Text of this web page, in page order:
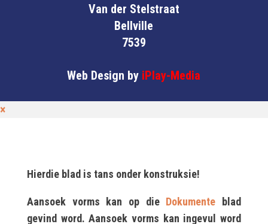
Van der Stelstraat
Bellville
7539
Web Design by iPlay-Media
×
Hierdie blad is tans onder konstruksie!
Aansoek vorms kan op die Dokumente blad
gevind word. Aansoek vorms kan ingevul word